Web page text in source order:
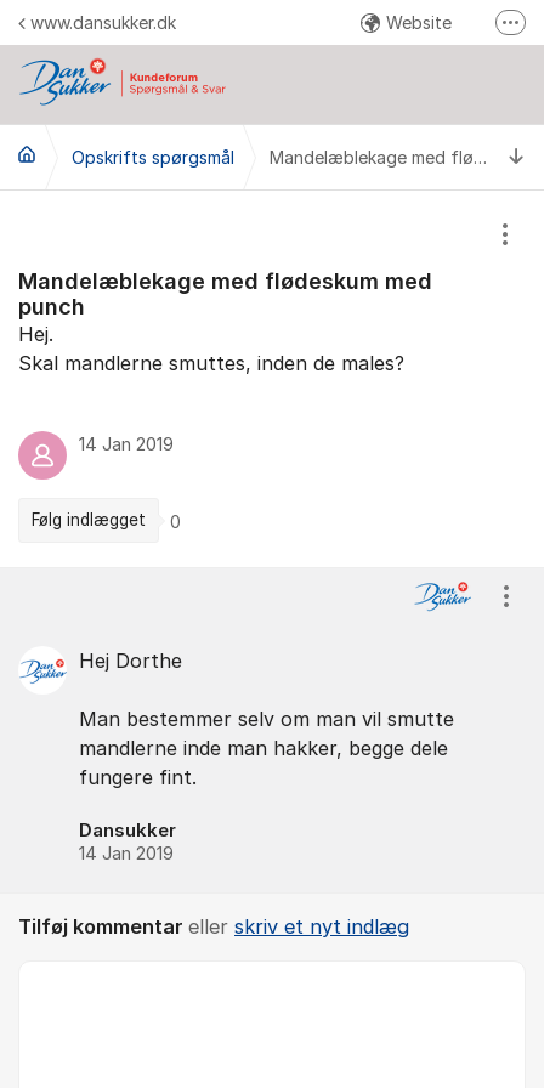
Gå til indhold
www.dansukker.dk Website
Instagram
Send en reklamation
Opskrifts spørgsmål Mandelæblekage med flødeskum med punch
Mandelæblekage med flødeskum med
punch
Vis/
Hej.
Skal mandlerne smuttes, inden de males?
14 Jan 2019
Følg indlægget 0
Hej Dorthe
Man bestemmer selv om man vil smutte
mandlerne inde man hakker, begge dele
fungere fint.
Dansukker
14 Jan 2019
Vis/
Tilføj kommentar eller skriv et nyt indlæg